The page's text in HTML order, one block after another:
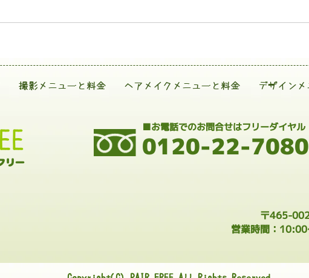
撮影メニューと料金 ヘアメイクメニューと料金 デザイン
0120-22-7080
■お電話でのお問合せはフリーダイヤル
〒465-
営業時間：